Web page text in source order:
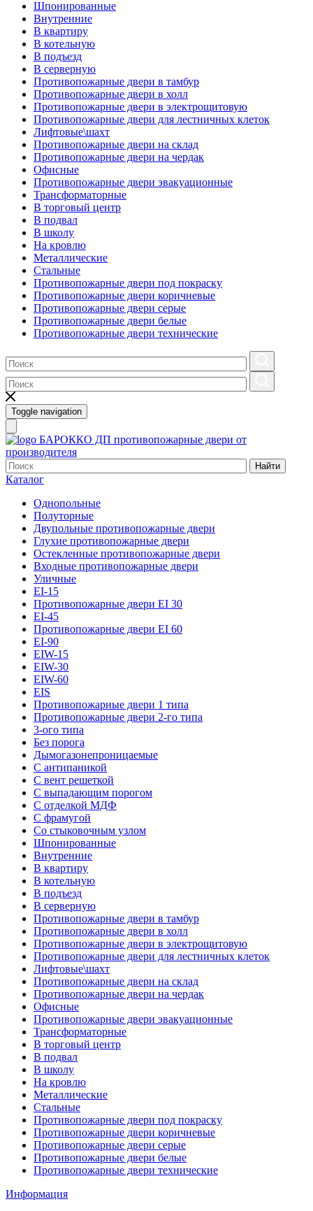
Шпонированные
Внутренние
В квартиру
В котельную
В подъезд
В серверную
Противопожарные двери в тамбур
Противопожарные двери в холл
Противопожарные двери в электрощитовую
Противопожарные двери для лестничных клеток
Лифтовые\шахт
Противопожарные двери на склад
Противопожарные двери на чердак
Офисные
Противопожарные двери эвакуационные
Трансформаторные
В торговый центр
В подвал
В школу
На кровлю
Металлические
Стальные
Противопожарные двери под покраску
Противопожарные двери коричневые
Противопожарные двери серые
Противопожарные двери белые
Противопожарные двери технические
Toggle navigation
БАРОККО ДП противопожарные двери от
производителя
Найти
Каталог
Однопольные
Полуторные
Двупольные противопожарные двери
Глухие противопожарные двери
Остекленные противопожарные двери
Входные противопожарные двери
Уличные
EI-15
Противопожарные двери EI 30
EI-45
Противопожарные двери EI 60
EI-90
EIW-15
EIW-30
EIW-60
EIS
Противопожарные двери 1 типа
Противопожарные двери 2-го типа
3-ого типа
Без порога
Дымогазонепроницаемые
С антипаникой
С вент решеткой
С выпадающим порогом
С отделкой МДФ
С фрамугой
Со стыковочным узлом
Шпонированные
Внутренние
В квартиру
В котельную
В подъезд
В серверную
Противопожарные двери в тамбур
Противопожарные двери в холл
Противопожарные двери в электрощитовую
Противопожарные двери для лестничных клеток
Лифтовые\шахт
Противопожарные двери на склад
Противопожарные двери на чердак
Офисные
Противопожарные двери эвакуационные
Трансформаторные
В торговый центр
В подвал
В школу
На кровлю
Металлические
Стальные
Противопожарные двери под покраску
Противопожарные двери коричневые
Противопожарные двери серые
Противопожарные двери белые
Противопожарные двери технические
Информация